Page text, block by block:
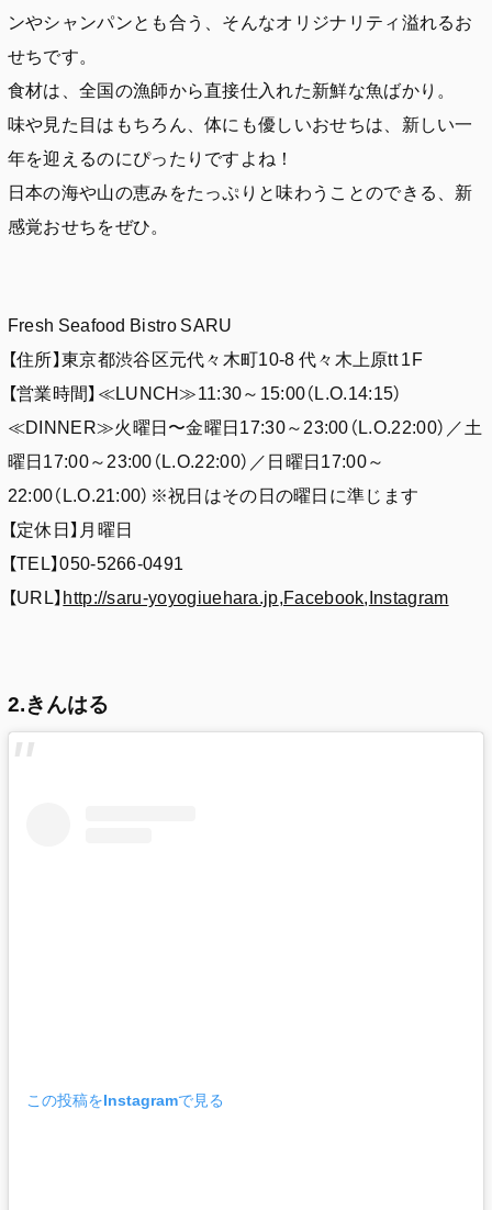
ンやシャンパンとも合う、そんなオリジナリティ溢れるお
せちです。
食材は、全国の漁師から直接仕入れた新鮮な魚ばかり。
味や見た目はもちろん、体にも優しいおせちは、新しい一
年を迎えるのにぴったりですよね！
日本の海や山の恵みをたっぷりと味わうことのできる、新
感覚おせちをぜひ。
Fresh Seafood Bistro SARU
【住所】東京都渋谷区元代々木町10-8 代々木上原tt 1F
【営業時間】≪LUNCH≫11:30～15:00（L.O.14:15）
≪DINNER≫火曜日〜金曜日17:30～23:00（L.O.22:00）／土
曜日17:00～23:00（L.O.22:00）／日曜日17:00～
22:00（L.O.21:00）※祝日はその日の曜日に準じます
【定休日】月曜日
【TEL】050-5266-0491
【URL】http://saru-yoyogiuehara.jp,Facebook,Instagram
2.きんはる
この投稿をInstagramで見る